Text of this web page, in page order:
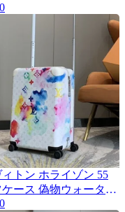
機内持ち込み可
ィトン ホライゾン 55
ケース 偽物ウォーター